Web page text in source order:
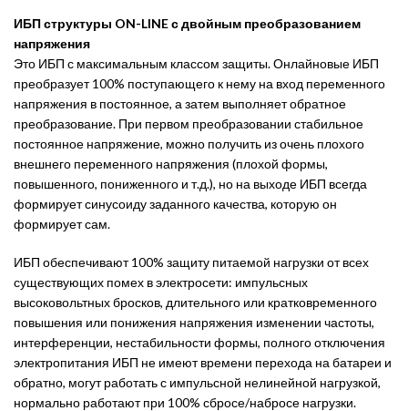
ИБП структуры ON-LINE с двойным преобразованием
напряжения
Это ИБП с максимальным классом защиты. Онлайновые ИБП
преобразует 100% поступающего к нему на вход переменного
напряжения в постоянное, а затем выполняет обратное
преобразование. При первом преобразовании стабильное
постоянное напряжение, можно получить из очень плохого
внешнего переменного напряжения (плохой формы,
повышенного, пониженного и т.д.), но на выходе ИБП всегда
формирует синусоиду заданного качества, которую он
формирует сам.
ИБП обеспечивают 100% защиту питаемой нагрузки от всех
существующих помех в электросети: импульсных
высоковольтных бросков, длительного или кратковременного
повышения или понижения напряжения изменении частоты,
интерференции, нестабильности формы, полного отключения
электропитания ИБП не имеют времени перехода на батареи и
обратно, могут работать с импульсной нелинейной нагрузкой,
нормально работают при 100% сбросе/набросе нагрузки.